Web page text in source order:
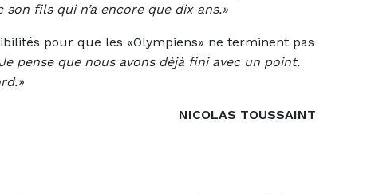
fils qui n’a encore que dix ans.»
pour que les «Olympiens» ne terminent pas
pense que nous avons déjà fini avec un point.
NICOLAS TOUSSAINT